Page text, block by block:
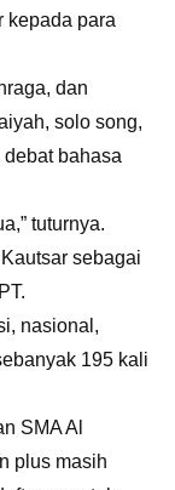
kepada para
dan
solo song,
bahasa
tuturnya.
sebagai
nasional,
195 kali
SMA Al
plus masih